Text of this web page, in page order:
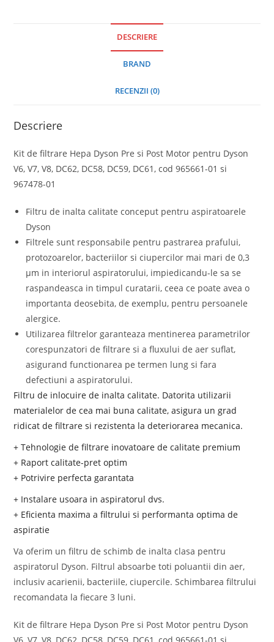
DESCRIERE
BRAND
RECENZII (0)
Descriere
Kit de filtrare Hepa Dyson Pre si Post Motor pentru Dyson
V6, V7, V8, DC62, DC58, DC59, DC61, cod 965661-01 si
967478-01
Filtru de inalta calitate conceput pentru aspiratoarele
Dyson
Filtrele sunt responsabile pentru pastrarea prafului,
protozoarelor, bacteriilor si ciupercilor mai mari de 0,3
µm in interiorul aspiratorului, impiedicandu-le sa se
raspandeasca in timpul curatarii, ceea ce poate avea o
importanta deosebita, de exemplu, pentru persoanele
alergice.
Utilizarea filtrelor garanteaza mentinerea parametrilor
corespunzatori de filtrare si a fluxului de aer suflat,
asigurand functionarea pe termen lung si fara
defectiuni a aspiratorului.
Filtru de inlocuire de inalta calitate. Datorita utilizarii
materialelor de cea mai buna calitate, asigura un grad
ridicat de filtrare si rezistenta la deteriorarea mecanica.
+ Tehnologie de filtrare inovatoare de calitate premium
+ Raport calitate-pret optim
+ Potrivire perfecta garantata
+ Instalare usoara in aspiratorul dvs.
+ Eficienta maxima a filtrului si performanta optima de
aspiratie
Va oferim un filtru de schimb de inalta clasa pentru
aspiratorul Dyson. Filtrul absoarbe toti poluantii din aer,
inclusiv acarienii, bacteriile, ciupercile. Schimbarea filtrului
recomandata la fiecare 3 luni.
Kit de filtrare Hepa Dyson Pre si Post Motor pentru Dyson
V6, V7, V8, DC62, DC58, DC59, DC61, cod 965661-01 si